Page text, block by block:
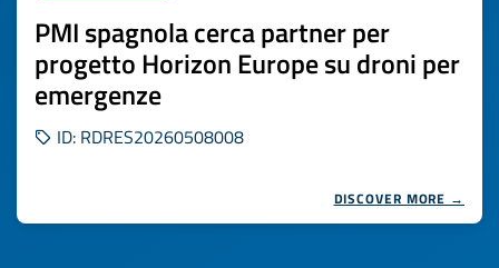
PMI spagnola cerca partner per
progetto Horizon Europe su droni per
emergenze
ID: RDRES20260508008
DISCOVER MORE →